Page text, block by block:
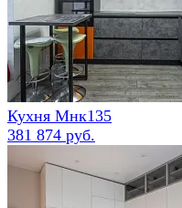
Кухня Мнк135
381 874 руб.